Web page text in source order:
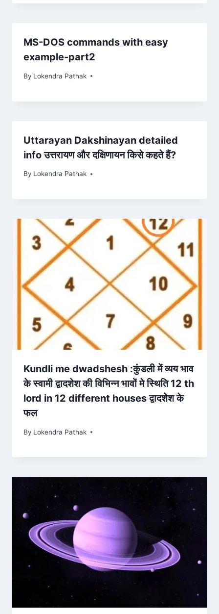
MS-DOS commands with easy
example-part2
By Lokendra Pathak
Uttarayan Dakshinayan detailed
info उत्तरायण और दक्षिणायन किसे कहते हैं?
By Lokendra Pathak
Kundli me dwadshesh :कुंडली में व्यय भाव
के स्वामी द्वादशेश की विभिन्न भावों मे स्थिति 12 th
lord in 12 different houses द्वादशेश के
फल
By Lokendra Pathak